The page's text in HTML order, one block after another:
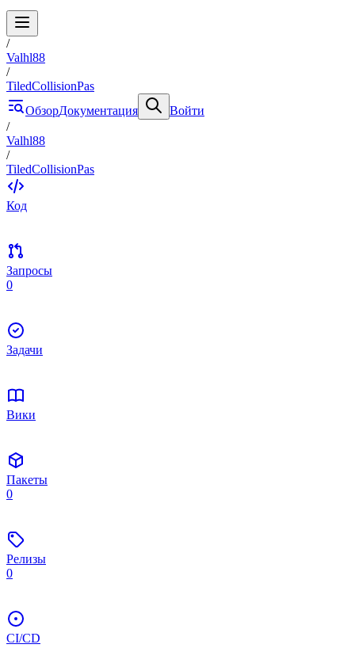
/
Valhl88
/
TiledCollisionPas
ОбзорДокументация
Войти
/
Valhl88
/
TiledCollisionPas
Код
Запросы
0
Задачи
Вики
Пакеты
0
Релизы
0
CI/CD